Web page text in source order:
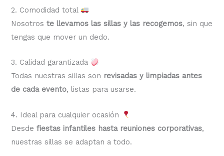
2. Comodidad total
Nosotroste llevamos las sillas y las recogemos, sin que
tengas que mover un dedo.
3. Calidad garantizada
Todas nuestras sillas son revisadas y limpiadas antes
de cada evento, listas para usarse.
4. Ideal para cualquier ocasión
Desdefiestas infantiles hasta reuniones corporativas,
nuestras sillas se adaptan a todo.